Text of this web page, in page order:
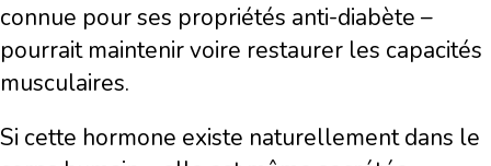
connue pour ses propriétés anti-diabète –
pourrait maintenir voire restaurer les capacités
musculaires.
Si cette hormone existe naturellement dans le